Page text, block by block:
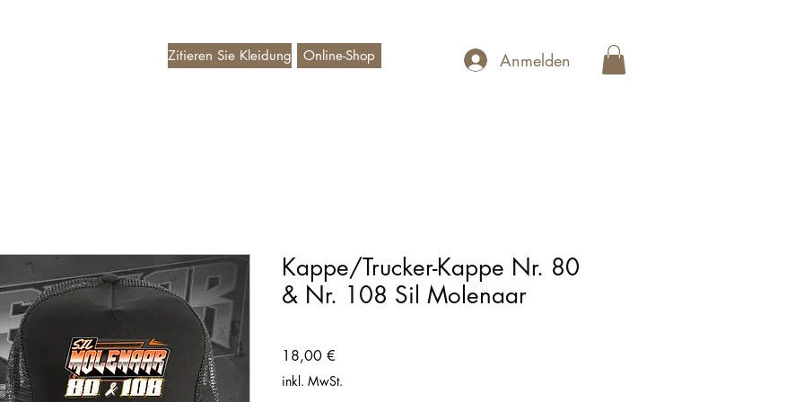
Zitieren Sie Kleidung Anmelden
Online-Shop
Kappe/Trucker-Kappe Nr. 80
& Nr. 108 Sil Molenaar
18,00 €Preis
inkl. MwSt.